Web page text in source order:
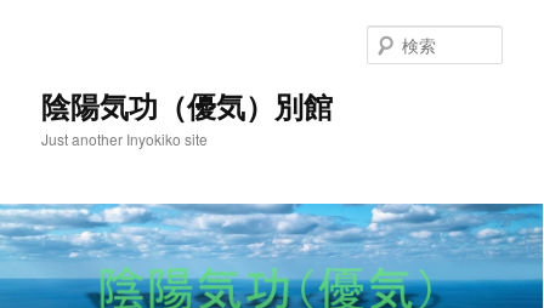
陰陽気功（優気）別館
Just another Inyokiko site
索